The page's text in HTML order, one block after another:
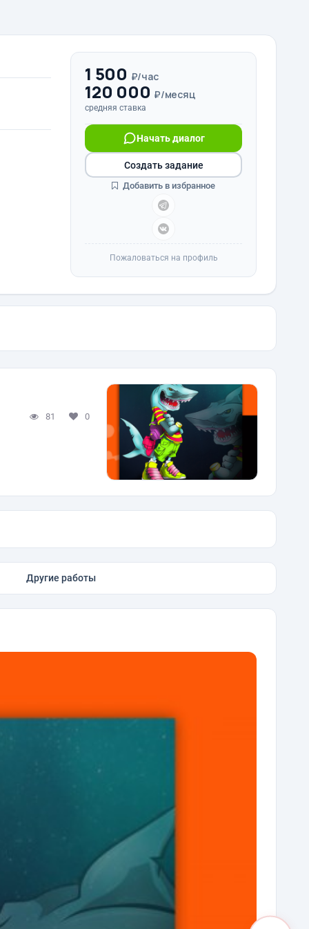
1 500 ₽/час
120 000 ₽/месяц
средняя ставка
Начать диалог
Создать задание
Добавить в избранное
Пожаловаться на профиль
81 0
Другие работы